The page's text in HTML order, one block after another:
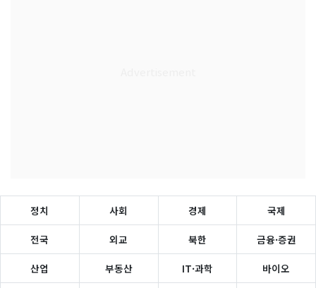
정치 사회 경제 국제
전국 외교 북한 금융·증권
산업 부동산 IT·과학 바이오